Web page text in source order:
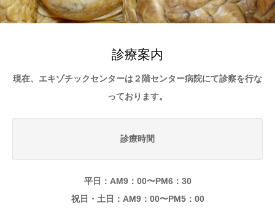
診療案内
現在、エキゾチックセンターは２階センター病院にて診察を行な
っております。
診療時間
平日：AM9：00〜PM6：30
祝日・土日：AM9：00〜PM5：00